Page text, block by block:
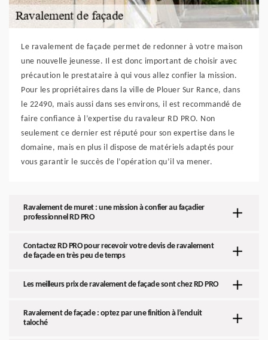
Le ravalement de façade permet de redonner à votre maison
une nouvelle jeunesse. Il est donc important de choisir avec
précaution le prestataire à qui vous allez confier la mission.
Pour les propriétaires dans la ville de Plouer Sur Rance, dans
le 22490, mais aussi dans ses environs, il est recommandé de
faire confiance à l’expertise du ravaleur RD PRO. Non
seulement ce dernier est réputé pour son expertise dans le
domaine, mais en plus il dispose de matériels adaptés pour
vous garantir le succès de l’opération qu’il va mener.
Ravalement de muret : une mission à confier au façadier
professionnel RD PRO
Contactez RD PRO pour recevoir votre devis de ravalement
de façade en très peu de temps
Les meilleurs prix de ravalement de façade sont chez RD PRO
Ravalement de façade : optez par une finition à l’enduit
taloché